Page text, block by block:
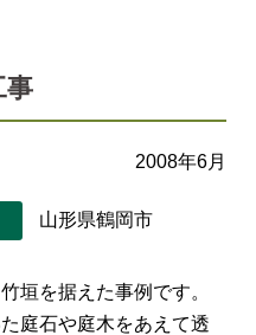
2008年6月
山形県鶴岡市
垣を据えた事例です。
庭石や庭木をあえて透